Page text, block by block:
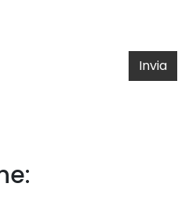
Invia